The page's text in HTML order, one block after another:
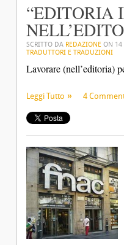
“EDITORIA
SCRITTO DA REDAZIONE ON 14
TRADUTTORI E TRADUZIONI
Lavorare (nell’editoria)
Leggi Tutto 4